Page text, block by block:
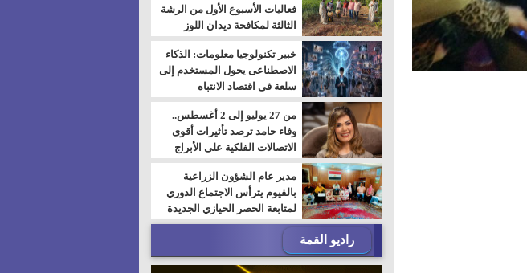
فعاليات الأسبوع الأول من الرشة
الثالثة لمكافحة ديدان اللوز
للقطن
خبير تكنولوجيا معلومات: الذكاء
الاصطناعى يحول المستخدم إلى
سلعة فى اقتصاد الانتباه
من 27 يوليو إلى 2 أغسطس..
وفاء حامد ترصد تأثيرات أقوى
الاتصالات الفلكية على الأبراج
مدير عام الشؤون الزراعية
بالفيوم يترأس الاجتماع الدوري
لمتابعة الحصر الحيازي الجديدة
راديو القمة